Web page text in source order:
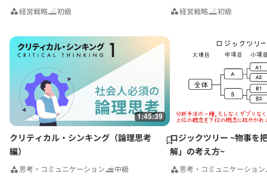
経営戦略 初級 経営戦略 初級
1:45:39
クリティカル・シンキング（論理思考
編）
思考・コミュニケーション 中級
ロジックツリー ~物事を
解」の考え方~
思考・コミュニケーション